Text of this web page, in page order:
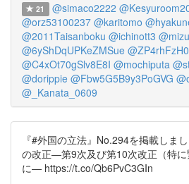
21 @simaco2222
@orz53100237 @karitomo
@2011Taisanboku @ichinott3
@6yShDqUPKeZMSue
@C4xOt70gSlv8E8I @mochiputa
@dorippie @Fbw5G5B9y3PoGVG
@_Kanata_0609
『#外国の立法』No.294を掲載しま
の改正―第9次及び第10次改正（特
に― https://t.co/Qb6PvC3GIn